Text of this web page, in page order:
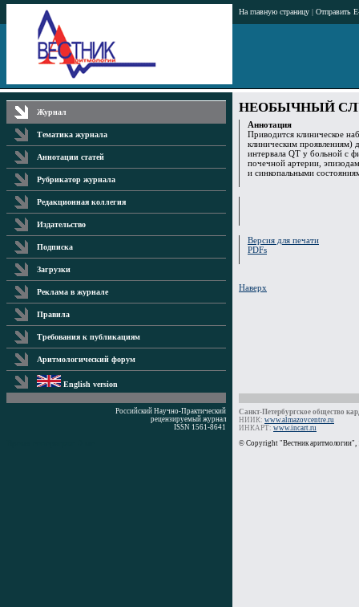
На главную страницу | Отправить
Журнал
Тематика журнала
Аннотации статей
Рубрикатор журнала
Редакционная коллегия
Издательство
Подписка
Загрузки
Реклама в журнале
Правила
Требования к публикациям
Аритмологический форум
English version
НЕОБЫЧНЫЙ
Аннотация
Приводится клиническое
клиническим проявлениям)
интервала QT у больной с
почечной артерии,
и синкопальными
Версия для печати
PDFs
Наверх
Российский Научно-Практический
рецензируемый журнал
ISSN 1561-8641
Санкт-Петербургское общество
НИИК: www.almazovcentre.ru
ИНКАРТ: www.incart.ru
© Copyright "Вестник аритмологии",